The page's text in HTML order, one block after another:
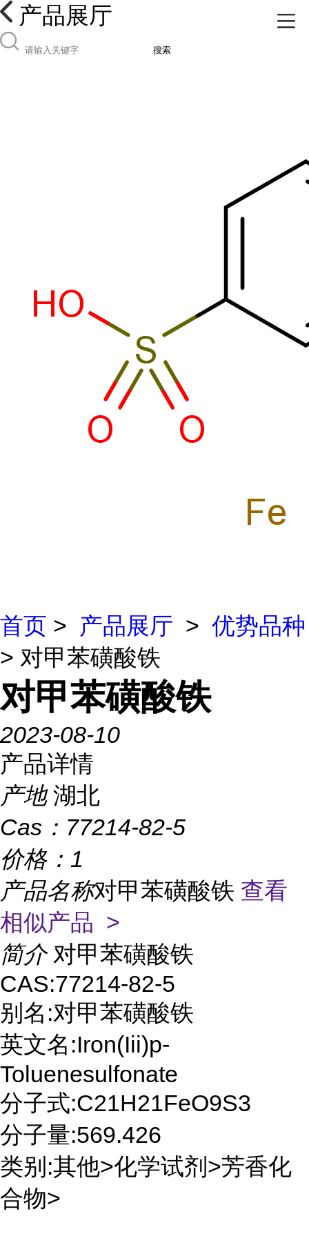
产品展厅
搜索
首页 > 产品展厅 > 优势品种
> 对甲苯磺酸铁
对甲苯磺酸铁
2023-08-10
产品详情
产地 湖北
Cas： 77214-82-5
价格： 1
产品名称对甲苯磺酸铁 查看
相似产品 >
简介 对甲苯磺酸铁
CAS:77214-82-5
别名:对甲苯磺酸铁
英文名:Iron(Iii)p-
Toluenesulfonate
分子式:C21H21FeO9S3
分子量:569.426
类别:其他>化学试剂>芳香化
合物>